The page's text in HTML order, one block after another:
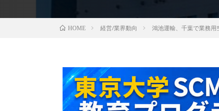
HOME 経営/業界動向 鴻池運輸、千葉で業務